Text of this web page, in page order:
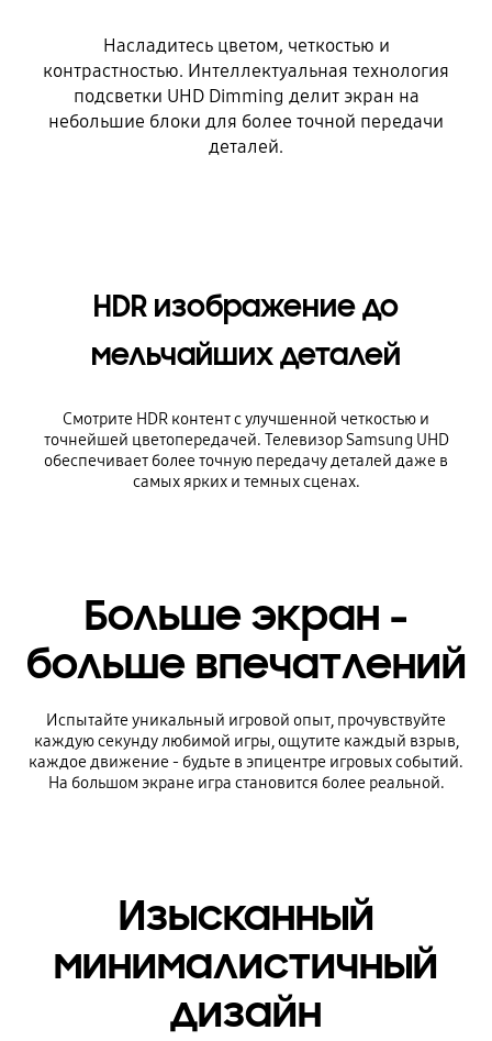
Насладитесь цветом, четкостью и
контрастностью. Интеллектуальная технология
подсветки UHD Dimming делит экран на
небольшие блоки для более точной передачи
деталей.
HDR изображение до
мельчайших деталей
Смотрите HDR контент с улучшенной четкостью и
точнейшей цветопередачей. Телевизор Samsung UHD
обеспечивает более точную передачу деталей даже в
самых ярких и темных сценах.
Больше экран -
больше впечатлений
Испытайте уникальный игровой опыт, прочувствуйте
каждую секунду любимой игры, ощутите каждый взрыв,
каждое движение - будьте в эпицентре игровых событий.
На большом экране игра становится более реальной.
Изысканный
минималистичный
дизайн